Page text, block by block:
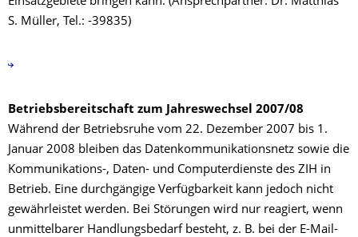
S. Müller, Tel.: -39835)
Betriebsbereitschaft zum Jahreswechsel 2007/08
Während der Betriebsruhe vom 22. Dezember 2007 bis 1.
Januar 2008 bleiben das Datenkommunikationsnetz sowie die
Kommunikations-, Daten- und Computerdienste des ZIH in
Betrieb. Eine durchgängige Verfügbarkeit kann jedoch nicht
gewährleistet werden. Bei Störungen wird nur reagiert, wenn
unmittelbarer Handlungsbedarf besteht, z. B. bei der E-Mail-